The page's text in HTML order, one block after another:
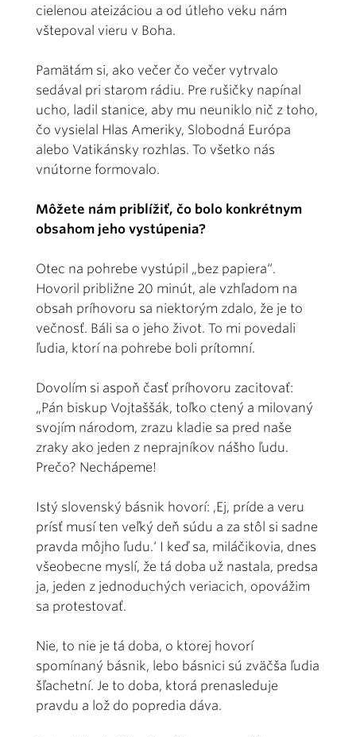
cielenou ateizáciou a od útleho veku nám
vštepoval vieru v Boha.
Pamätám si, ako večer čo večer vytrvalo
sedával pri starom rádiu. Pre rušičky napínal
ucho, ladil stanice, aby mu neuniklo nič z toho,
čo vysielal Hlas Ameriky, Slobodná Európa
alebo Vatikánsky rozhlas. To všetko nás
vnútorne formovalo.
Môžete nám priblížiť, čo bolo konkrétnym
obsahom jeho vystúpenia?
Otec na pohrebe vystúpil „bez papiera“.
Hovoril približne 20 minút, ale vzhľadom na
obsah príhovoru sa niektorým zdalo, že je to
večnosť. Báli sa o jeho život. To mi povedali
ľudia, ktorí na pohrebe boli prítomní.
Dovolím si aspoň časť príhovoru zacitovať:
„Pán biskup Vojtaššák, toľko ctený a milovaný
svojím národom, zrazu kladie sa pred naše
zraky ako jeden z neprajníkov nášho ľudu.
Prečo? Nechápeme!
Istý slovenský básnik hovorí: ,Ej, príde a veru
prísť musí ten veľký deň súdu a za stôl si sadne
pravda môjho ľudu.‘ I keď sa, miláčikovia, dnes
všeobecne myslí, že tá doba už nastala, predsa
ja, jeden z jednoduchých veriacich, opovážim
sa protestovať.
Nie, to nie je tá doba, o ktorej hovorí
spomínaný básnik, lebo básnici sú zväčša ľudia
šľachetní. Je to doba, ktorá prenasleduje
pravdu a lož do popredia dáva.